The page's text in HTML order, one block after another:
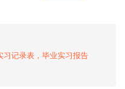
习记录表，毕业实习报告